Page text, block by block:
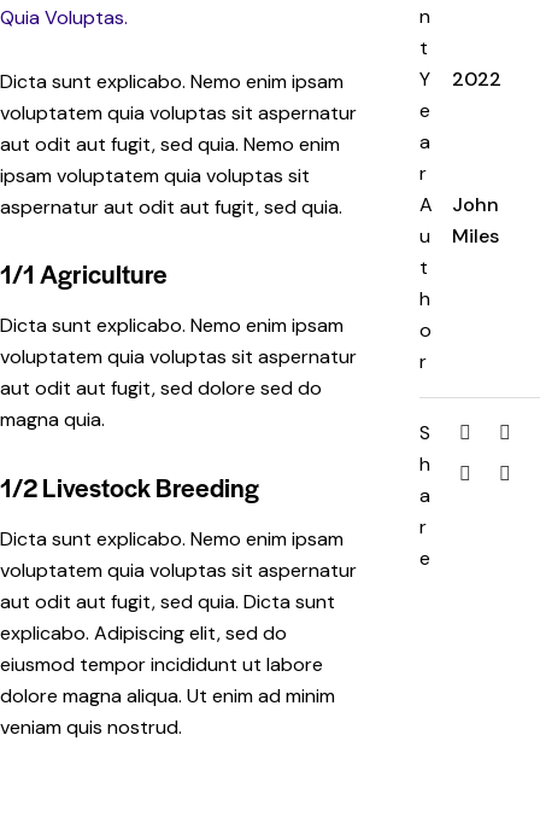
Quia Voluptas.
Dicta sunt explicabo. Nemo enim ipsam
voluptatem quia voluptas sit aspernatur
aut odit aut fugit, sed quia. Nemo enim
ipsam voluptatem quia voluptas sit
aspernatur aut odit aut fugit, sed quia.
1/1 Agriculture
Dicta sunt explicabo. Nemo enim ipsam
voluptatem quia voluptas sit aspernatur
aut odit aut fugit, sed dolore sed do
magna quia.
1/2 Livestock Breeding
Dicta sunt explicabo. Nemo enim ipsam
voluptatem quia voluptas sit aspernatur
aut odit aut fugit, sed quia. Dicta sunt
explicabo. Adipiscing elit, sed do
eiusmod tempor incididunt ut labore
dolore magna aliqua. Ut enim ad minim
veniam quis nostrud.
n
t
Y
e
a
r
2022
A
u
t
h
o
r
John
Miles
S
h
a
r
e